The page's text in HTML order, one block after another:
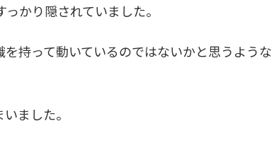
かり隠されていました。
持って動いているのではないかと思うような
ました。